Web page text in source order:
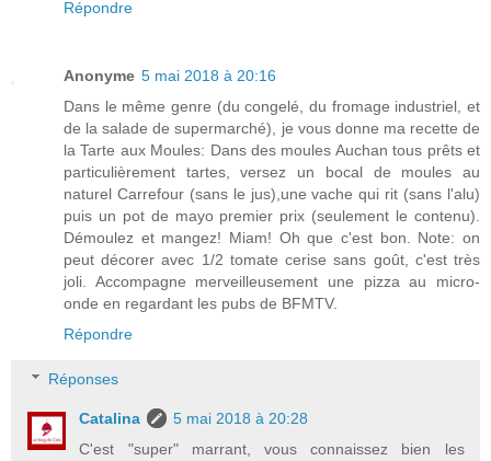
Répondre
Anonyme 5 mai 2018 à 20:16
Dans le même genre (du congelé, du fromage industriel, et
de la salade de supermarché), je vous donne ma recette de
la Tarte aux Moules: Dans des moules Auchan tous prêts et
particulièrement tartes, versez un bocal de moules au
naturel Carrefour (sans le jus),une vache qui rit (sans l'alu)
puis un pot de mayo premier prix (seulement le contenu).
Démoulez et mangez! Miam! Oh que c'est bon. Note: on
peut décorer avec 1/2 tomate cerise sans goût, c'est très
joli. Accompagne merveilleusement une pizza au micro-
onde en regardant les pubs de BFMTV.
Répondre
Réponses
Catalina
5 mai 2018 à 20:28
C'est "super" marrant, vous connaissez bien les